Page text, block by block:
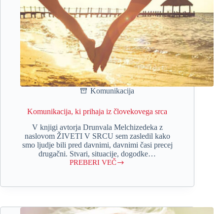
Komunikacija
Komunikacija, ki prihaja iz človekovega srca
V knjigi avtorja Drunvala Melchizedeka z
naslovom ŽIVETI V SRCU sem zasledil kako
smo ljudje bili pred davnimi, davnimi časi precej
drugačni. Stvari, situacije, dogodke…
PREBERI VEČ
Komunikacija,
srca